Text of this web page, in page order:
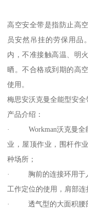
高空安全带是指防止高
员安然吊挂的劳保用品
内，不准接触高温、明
晒。不合格或到期的高
使用。
梅思安沃克曼全能型安全
产品介绍：
· Workman沃克曼全能
业，屋顶作业，围杆作
种场所；
· 胸前的连接环用于人
工作定位的使用，肩部连
· 透气型的大面积腰部